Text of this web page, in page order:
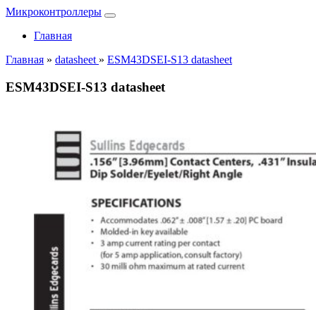
Микроконтроллеры
Главная
Главная » datasheet » ESM43DSEI-S13 datasheet
ESM43DSEI-S13 datasheet